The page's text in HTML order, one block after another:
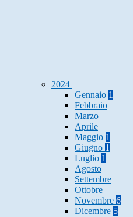
2024
Gennaio 1
Febbraio
Marzo
Aprile
Maggio 1
Giugno 1
Luglio 1
Agosto
Settembre
Ottobre
Novembre 6
Dicembre 5